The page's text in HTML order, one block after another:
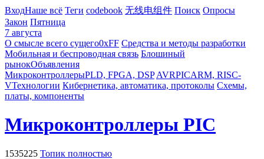
ВходНаше всё Теги codebook 无线电组件 Поиск Опросы
Закон Пятница
7 августа
О смысле всего сущего0xFF Средства и методы разработки
Мобильная и беспроводная связь Блошиный
рынокОбъявления
МикроконтроллерыPLD, FPGA, DSP AVRPICARM, RISC-
VТехнологии Кибернетика, автоматика, протоколы Схемы,
платы, компоненты
Микроконтроллеры PIC
1535225 Топик полностью